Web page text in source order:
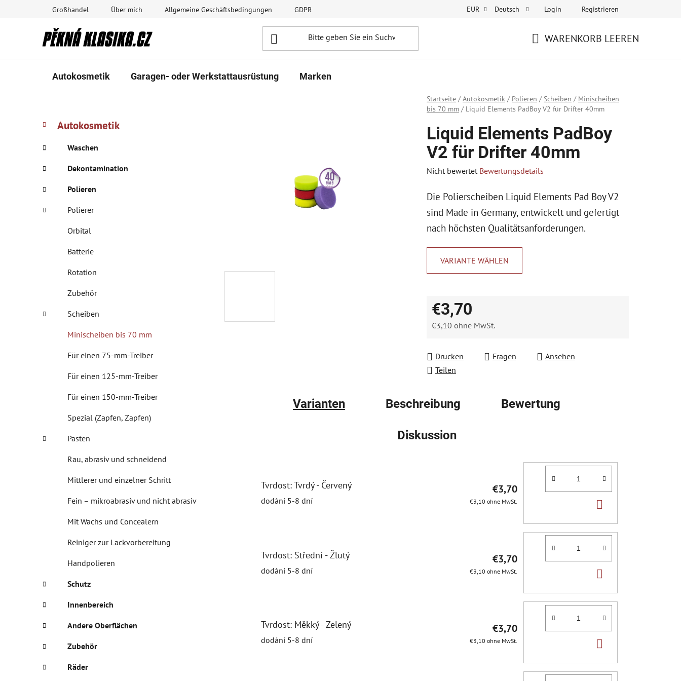
Großhandel Über mich Allgemeine Geschäftsbedingungen GDPR EUR Deutsch Login Registrieren
WARENKORB LEEREN
Autokosmetik Garagen- oder Werkstattausrüstung Marken
Startseite / Autokosmetik / Polieren / Scheiben / Minischeiben
bis 70 mm / Liquid Elements PadBoy V2 für Drifter 40mm
S
i
e
n
e
Kategorien
überspringen
K
a
e
g
o
r
e
Autokosmetik
Waschen
Dekontamination
Polieren
Polierer
Orbital
Batterie
Rotation
Zubehör
Scheiben
Minischeiben bis 70 mm
Für einen 75-mm-Treiber
Für einen 125-mm-Treiber
Für einen 150-mm-Treiber
Spezial (Zapfen, Zapfen)
Pasten
Rau, abrasiv und schneidend
Mittlerer und einzelner Schritt
Fein – mikroabrasiv und nicht abrasiv
Mit Wachs und Concealern
Reiniger zur Lackvorbereitung
Handpolieren
Schutz
Innenbereich
Andere Oberflächen
Zubehör
Räder
Liquid Elements PadBoy
V2 für Drifter 40mm
Die
Produktbewertung
ist
0,0
Sternen.
Nicht bewertet Bewertungsdetails
Die Polierscheiben Liquid Elements Pad Boy V2
sind Made in Germany, entwickelt und gefertigt
nach höchsten Qualitätsanforderungen.
VARIANTE WÄHLEN
€3,70
€3,10 ohne MwSt.
Drucken
Fragen
Ansehen
Teilen
Varianten Beschreibung Bewertung
Diskussion
Tvrdost: Tvrdý - Červený
dodání 5-8 dní
€3,70
€3,10 ohne MwSt.
WARENKORB
Tvrdost: Střední - Žlutý
dodání 5-8 dní
€3,70
€3,10 ohne MwSt.
WARENKORB
Tvrdost: Měkký - Zelený
dodání 5-8 dní
€3,70
€3,10 ohne MwSt.
WARENKORB